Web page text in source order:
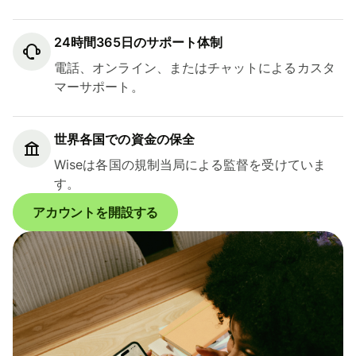
24時間365日のサポート体制
電話、オンライン、またはチャットによるカスタ
マーサポート。
世界各国での資金の保全
Wiseは各国の規制当局による監督を受けていま
す。
アカウントを開設する